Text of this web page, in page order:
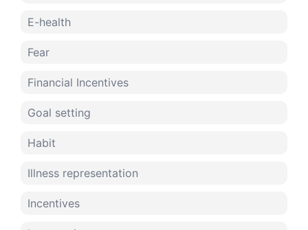
E-health
Fear
Financial Incentives
Goal setting
Habit
Illness representation
Incentives